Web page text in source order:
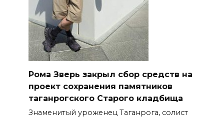
Рома Зверь закрыл сбор средств на
проект сохранения памятников
таганрогского Старого кладбища
Знаменитый уроженец Таганрога, солист